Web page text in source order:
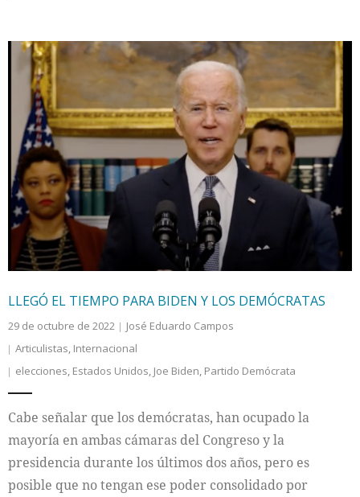
LLEGÓ EL TIEMPO PARA BIDEN Y LOS DEMÓCRATAS
29 de octubre de 2022
José Eduardo Campos
Articulistas, Internacional
elecciones, Estados Unidos, Joe Biden, Partido Demócrata
Cabe señalar que los demócratas, han ocupado la
mayoría en ambas cámaras del Congreso y la
presidencia durante los últimos dos años, pero es
posible que no tengan ese poder consolidado por